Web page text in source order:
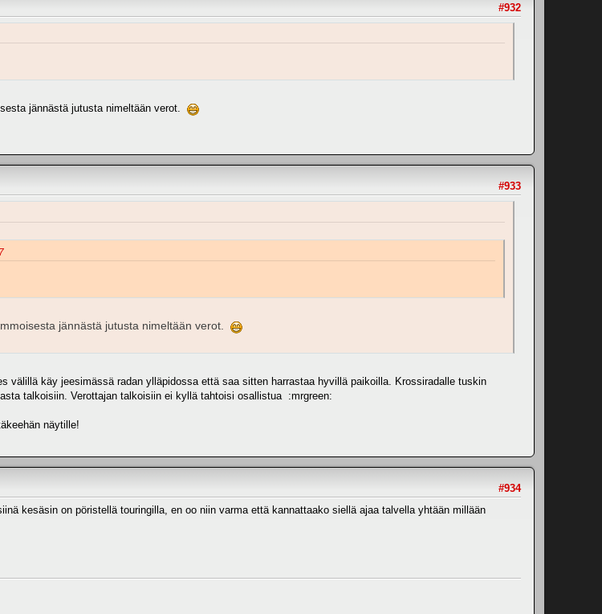
#932
jännästä jutusta nimeltään verot.
#933
jännästä jutusta nimeltään verot.
välillä käy jeesimässä radan ylläpidossa että saa sitten harrastaa hyvillä paikoilla. Krossiradalle tuskin
talkoisiin. Verottajan talkoisiin ei kyllä tahtoisi osallistua :mrgreen:
näytille!
#934
kesäsin on pöristellä touringilla, en oo niin varma että kannattaako siellä ajaa talvella yhtään millään